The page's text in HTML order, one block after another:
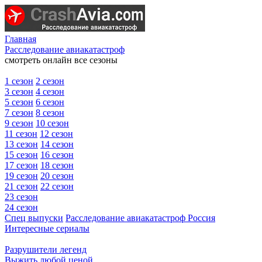
Главная
Расследование авиакатастроф
смотреть онлайн все сезоны
1 сезон 2 сезон
3 сезон 4 сезон
5 сезон 6 сезон
7 сезон 8 сезон
9 сезон 10 сезон
11 сезон 12 сезон
13 сезон 14 сезон
15 сезон 16 сезон
17 сезон 18 сезон
19 сезон 20 сезон
21 сезон 22 сезон
23 сезон
24 сезон
Спец выпуски Расследование авиакатастроф Россия
Интересные сериалы
Разрушители легенд
Выжить любой ценой